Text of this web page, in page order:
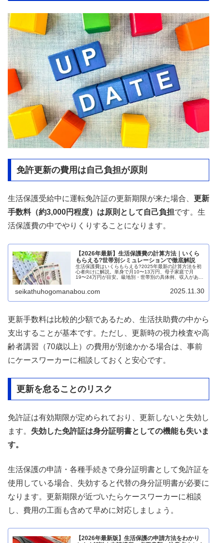
免許更新の費用は自己負担が原則
生活保護受給中に運転免許証の更新期限が来た場合、 更新
手数料（約3,000円程度）は原則として自己負担です。生
活保護費の中でやりくりすることになります。
【2026年最新】生活保護費の計算方法｜いくら
もらえる?世帯別シミュレーションで徹底解説
生活保護費はいくらもらえる?2025年最新の計算方法を初
心者向けに解説。単身で月10〜13万円、母子家庭で月
19〜24万円が目安。級地別・世帯別の具体例、収入がある
seikathuhogomanabou.com 2025.11.30
更新手数料は比較的少額であるため、生活扶助費の中から
支出することが基本です。ただし、更新時の視力検査や高
齢者講習（70歳以上）の費用が別途かかる場合は、事前
にケースワーカーに相談しておくと安心です。
更新を怠ることのリスク
免許証は有効期限が定められており、更新しないと失効し
ます。 失効した免許証は身分証明書としての機能も失いま
す。
生活保護の申請・各種手続きで身分証明書として免許証を
使用している場合、失効すると代替の身分証明書が必要に
なります。更新期限が近づいたらケースワーカーに相談
し、費用の工面も含めて早めに対応しましょう。
【2026年最新版】生活保護の申請方法をわかり